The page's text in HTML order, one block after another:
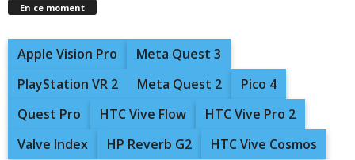
En ce moment
Apple Vision Pro
Meta Quest 3
PlayStation VR 2
Meta Quest 2
Pico 4
Quest Pro
HTC Vive Flow
HTC Vive Pro 2
Valve Index
HP Reverb G2 HTC Vive Cosmos